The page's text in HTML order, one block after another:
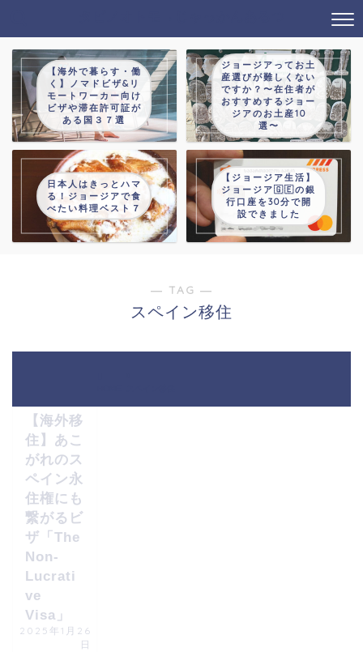
【海外で暮らす・働
く】ノマドビザ&リ
モートワーカー向け
ビザや滞在許可証が
ある国３７選
ジョージアってお土
産選びが難しくない
ですか？〜在住者が
おすすめするジョー
ジアのお土産10
選〜
日本人はきっとハマ
る！ジョージアで食
べたい料理ベスト７
【ジョージア生活】
ジョージア🇬🇪の銀
行口座を30分で開
設できました
― TAG ―
スペイン移住
【海外移
住】あこ
がれのス
ペイン永
住権にも
繋がるビ
ザ「The
Non-
Lucrati
ve
Visa」
2025年1月26
日